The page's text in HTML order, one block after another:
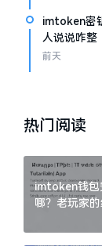
imtoken密
人说说咋整
前天
热门阅读
imtoken钱包
哪？老玩家